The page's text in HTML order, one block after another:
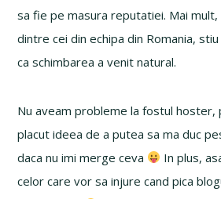
sa fie pe masura reputatiei. Mai
dintre cei din echipa din Romania,
ca schimbarea a venit natural.
Nu aveam probleme la fostul hoster,
placut ideea de a putea sa ma duc
daca nu imi merge ceva
In plus,
celor care vor sa injure cand pica